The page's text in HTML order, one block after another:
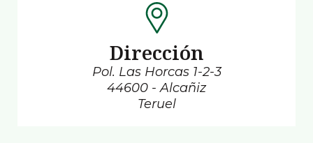
Dirección
Pol. Las Horcas 1-2-3
44600 - Alcañiz
Teruel